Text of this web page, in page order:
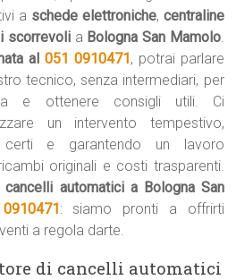
a schede elettroniche, centraline
scorrevoli a Bologna San Mamolo.
al 051 0910471, potrai parlare
tecnico, senza intermediari, per
e ottenere consigli utili. Ci
un intervento tempestivo,
certi e garantendo un lavoro
originali e costi trasparenti.
cancelli automatici a Bologna San
: siamo pronti a offrirti
a regola darte.
di cancelli automatici